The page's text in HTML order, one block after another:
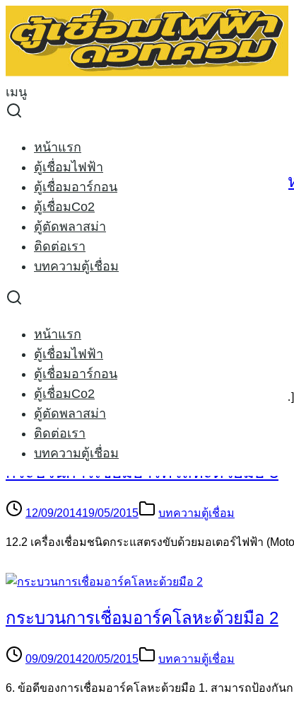
to
content
เมนู
หน้าแรก
ตู้เชื่อมไฟฟ้า
ตู้เชื่อมอาร์กอน
ตู้เชื่อมCo2
ตู้ตัดพลาสม่า
ติดต่อเรา
บทความตู้เชื่อม
หน้าแรก
ตู้เชื่อมไฟฟ้า
ตู้เชื่อมอาร์กอน
ตู้เชื่อมCo2
ตู้ตัดพลาสม่า
ติดต่อเรา
บทความตู้เชื่อม
Search
for:
เครื่องเชื่อมอาร์กอน
เครื่องเชื่อมอาร์กอน
ตู้เชื่อมอาร์กอน ยี่ห้อไหน อย่างไร แบบ
16/02/202127/02/2026
ตู้เชื่อมอาร์กอน (TIG) ตู้เชื่อมอาร์กอน หรือตู้เชื่อมทิ […]
เลือกซื้อตู้เชื่อมอาร์กอน
15/09/2015 24/02/2021
ประโยชน์ 5 ประการที่เราเลือก ซื้อตู้เชื่อมอาร์กอน จะว […]
กระบวนการเชื่อมอาร์คโลหะด้วยมือ 3
12/09/201419/05/2015 บทความตู้เชื่อม
12.2 เครื่องเชื่อมชนิดกระแสตรงขับด้วยมอเตอร์ไฟฟ้า
กระบวนการเชื่อมอาร์คโลหะด้วยมือ 2
09/09/201420/05/2015 บทความตู้เชื่อม
6. ข้อดีของการเชื่อมอาร์คโลหะด้วยมือ 1. สามารถป้องกัน